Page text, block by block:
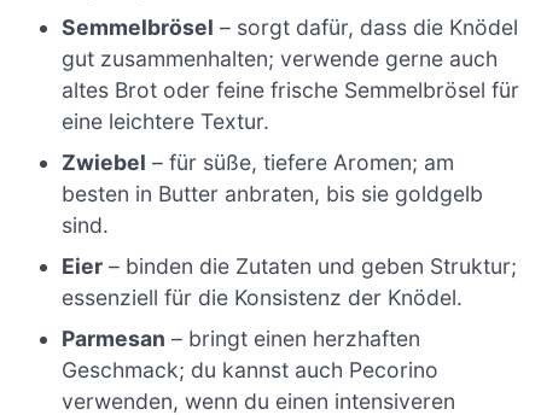
Semmelbrösel – sorgt dafür, dass die Knödel
gut zusammenhalten; verwende gerne auch
altes Brot oder feine frische Semmelbrösel für
eine leichtere Textur.
Zwiebel – für süße, tiefere Aromen; am
besten in Butter anbraten, bis sie goldgelb
sind.
Eier – binden die Zutaten und geben Struktur;
essenziell für die Konsistenz der Knödel.
Parmesan – bringt einen herzhaften
Geschmack; du kannst auch Pecorino
verwenden, wenn du einen intensiveren